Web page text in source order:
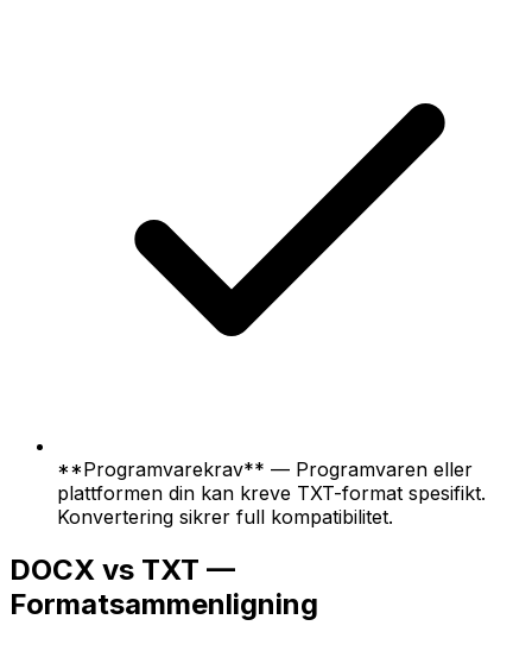
**Programvarekrav** — Programvaren eller
plattformen din kan kreve TXT-format spesifikt.
Konvertering sikrer full kompatibilitet.
DOCX vs TXT —
Formatsammenligning